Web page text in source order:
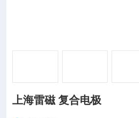
上海雷磁 复合电极